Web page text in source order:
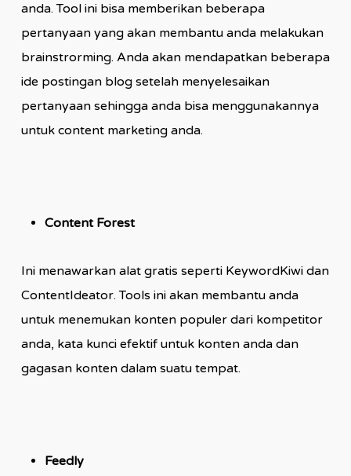
anda. Tool ini bisa memberikan beberapa
pertanyaan yang akan membantu anda melakukan
brainstrorming. Anda akan mendapatkan beberapa
ide postingan blog setelah menyelesaikan
pertanyaan sehingga anda bisa menggunakannya
untuk content marketing anda.
Content Forest
Ini menawarkan alat gratis seperti KeywordKiwi dan
ContentIdeator. Tools ini akan membantu anda
untuk menemukan konten populer dari kompetitor
anda, kata kunci efektif untuk konten anda dan
gagasan konten dalam suatu tempat.
Feedly